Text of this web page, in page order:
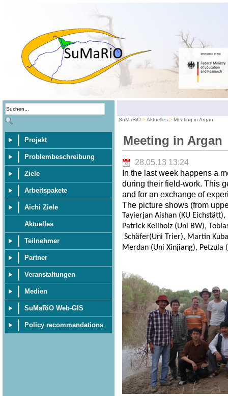
Projekt
Problembeschreibung
Ziele
Arbeitspakete
Aichi Ziele
Aktuelles
Teilnehmer
Partner
Veranstaltungen
Medien
SuMaRiO Web-GIS
Policy recommandations
SuMaRiO Aktuelles Meeting in Argan
Meeting in Argan
28.05.13 13:24
In the last week happens a
during their field-work. This
and for an exchange of
The picture shows (from
Tayierjan Aishan (KU
Patrick Keilholz (Uni BW),
Schäfer(Uni Trier), Martin
Merdan (Uni Xinjiang), Petzula